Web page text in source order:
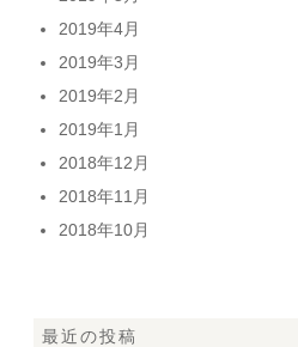
2019年4月
2019年3月
2019年2月
2019年1月
2018年12月
2018年11月
2018年10月
最近の投稿